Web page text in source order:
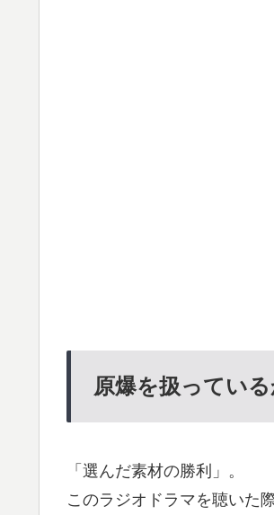
原爆を扱ってい
「選んだ素材の勝利」。
このラジオドラマを聴いた